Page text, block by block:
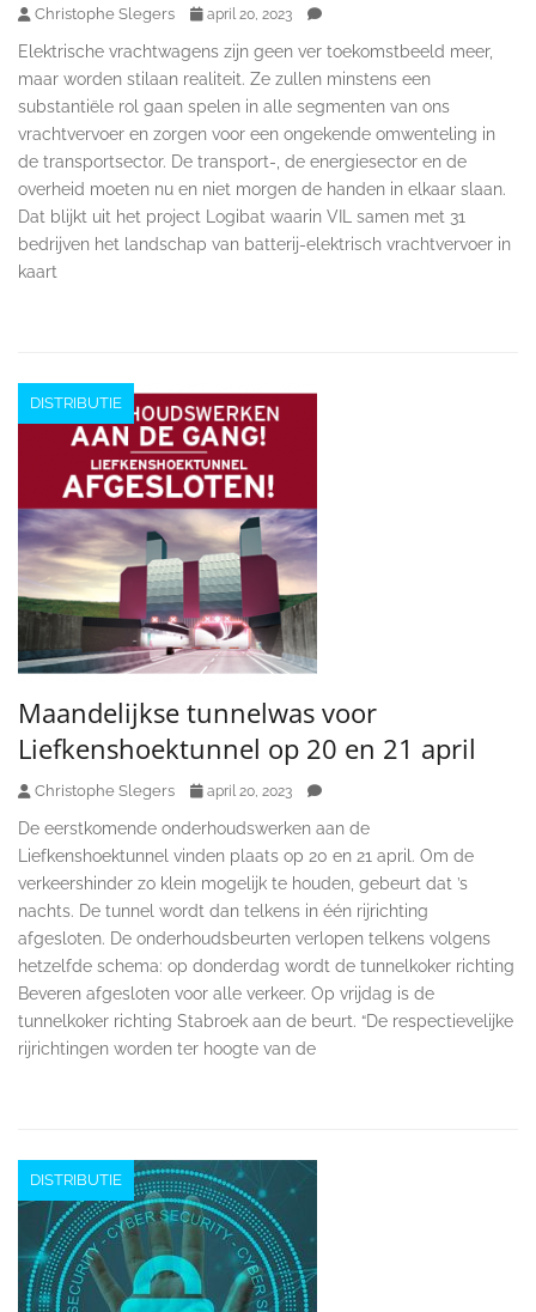
Christophe Slegers april 20, 2023
Elektrische vrachtwagens zijn geen ver toekomstbeeld meer,
maar worden stilaan realiteit. Ze zullen minstens een
substantiële rol gaan spelen in alle segmenten van ons
vrachtvervoer en zorgen voor een ongekende omwenteling in
de transportsector. De transport-, de energiesector en de
overheid moeten nu en niet morgen de handen in elkaar slaan.
Dat blijkt uit het project Logibat waarin VIL samen met 31
bedrijven het landschap van batterij-elektrisch vrachtvervoer in
kaart
DISTRIBUTIE
Maandelijkse tunnelwas voor
Liefkenshoektunnel op 20 en 21 april
Christophe Slegers april 20, 2023
De eerstkomende onderhoudswerken aan de
Liefkenshoektunnel vinden plaats op 20 en 21 april. Om de
verkeershinder zo klein mogelijk te houden, gebeurt dat ’s
nachts. De tunnel wordt dan telkens in één rijrichting
afgesloten. De onderhoudsbeurten verlopen telkens volgens
hetzelfde schema: op donderdag wordt de tunnelkoker richting
Beveren afgesloten voor alle verkeer. Op vrijdag is de
tunnelkoker richting Stabroek aan de beurt. “De respectievelijke
rijrichtingen worden ter hoogte van de
DISTRIBUTIE